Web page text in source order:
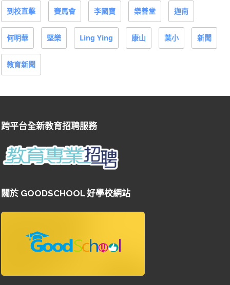
到校直擊 賽馬會 李國寶 樂善堂 迦南
何明華 堅樂 Ling Ying 康山 葉小 新聞
教育新聞
跨平台全新教育招聘服務
關於 GOODSCHOOL 好學校網站